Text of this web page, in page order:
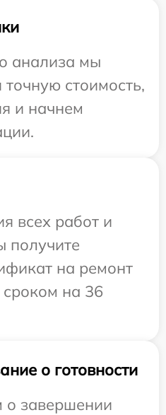
анализа мы
стоимость,
и начнем
всех работ и
получите
на ремонт
сроком на 36
о готовности
завершении